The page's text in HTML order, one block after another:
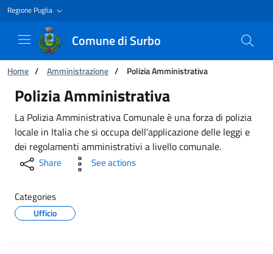
Regione Puglia
Comune di Surbo
You are:
Home / Amministrazione / Polizia Amministrativa
Polizia Amministrativa
Polizia Amministrativa
La Polizia Amministrativa Comunale è una forza di polizia
locale in Italia che si occupa dell'applicazione delle leggi e
dei regolamenti amministrativi a livello comunale.
Share See actions
Categories
Ufficio